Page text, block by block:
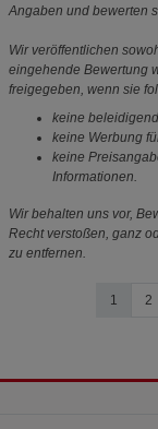
Angaben und bewerten
Wir veröffentlichen
eingehende Bewertung
freigegeben, wenn sie
keine
keine Werbung
keine
Informationen.
Wir behalten uns vor,
Recht verstoßen, ganz
zu entfernen.
1 2